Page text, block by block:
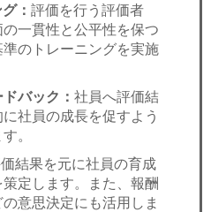
： 評価を行う評価者
の一貫性と公平性を保つ
のトレーニングを実施
バック： 社員へ評価結
社員の成長を促すよう
。
結果を元に社員の育成
定します。また、報酬
意思決定にも活用しま